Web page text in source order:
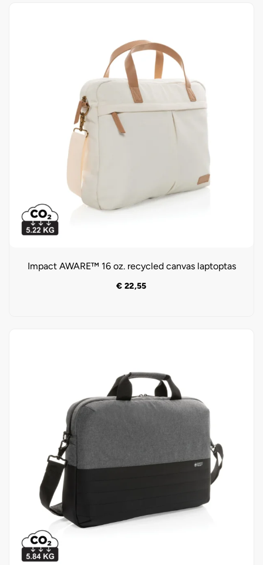
Impact AWARE™ 16 oz. recycled canvas laptoptas
€ 22,55